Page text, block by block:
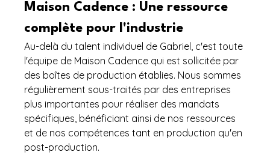
Maison Cadence : Une ressource
complète pour l'industrie
Au-delà du talent individuel de Gabriel, c'est toute
l'équipe de Maison Cadence qui est sollicitée par
des boîtes de production établies. Nous sommes
régulièrement sous-traités par des entreprises
plus importantes pour réaliser des mandats
spécifiques, bénéficiant ainsi de nos ressources
et de nos compétences tant en production qu'en
post-production.